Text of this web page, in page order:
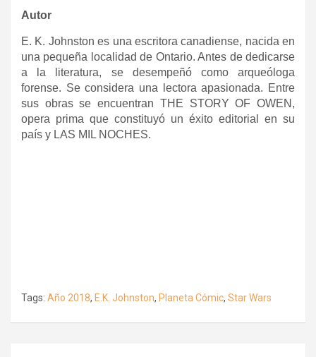
Autor
E. K. Johnston es una escritora canadiense, nacida en
una pequeña localidad de Ontario. Antes de dedicarse
a la literatura, se desempeñó como arqueóloga
forense. Se considera una lectora apasionada. Entre
sus obras se encuentran THE STORY OF OWEN,
opera prima que constituyó un éxito editorial en su
país y LAS MIL NOCHES.
Tags: Año 2018, E.K. Johnston, Planeta Cómic, Star Wars